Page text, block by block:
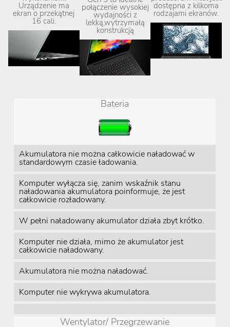
Urządzenie ma
ekran o przekątnej
16 cali.
połączenie wysokiej
wydajności z
lekką,wytrzymałą
konstrukcją
dostępna z kilkoma
rodzajami ekranów.
Bateria
Akumulatora nie można całkowicie naładować w
standardowym czasie ładowania.
Komputer wyłącza się, zanim wskaźnik stanu
naładowania akumulatora poinformuje, że jest
całkowicie rozładowany.
W pełni naładowany akumulator działa zbyt krótko.
Komputer nie działa, mimo że akumulator jest
całkowicie naładowany.
Akumulatora nie można naładować.
Komputer nie wykrywa akumulatora.
Wentylator/ Przegrzewanie